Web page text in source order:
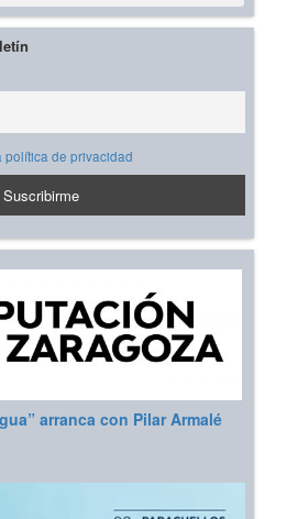
política de privacidad
arranca con Pilar Armalé